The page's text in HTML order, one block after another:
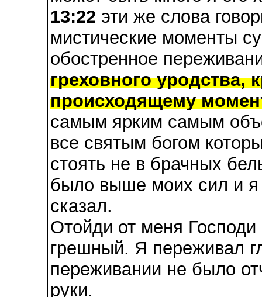
13:22 эти же слова
мистические моменты
обостренное
греховного уродства,
происходящему
самым ярким самым
все святым богом
стоять не в брачных
было выше моих сил и я
сказал.
Отойди от меня
грешный. Я переживал
переживании не было
руки.